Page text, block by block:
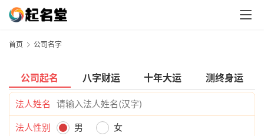
首页 公司名字
公司起名 八字财运 十年大运 测终身运
法人姓名
法人性别 男 女